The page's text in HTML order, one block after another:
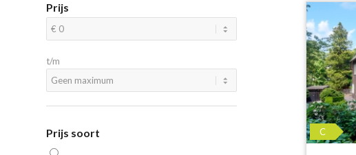
C
Prijs
t/m
Prijs soort